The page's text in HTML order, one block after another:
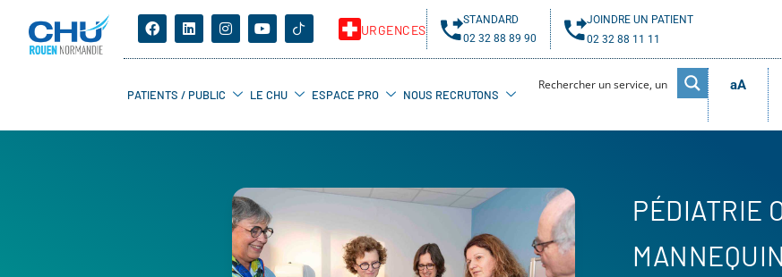
URGENCES
STANDARD
02 32 88 89 90
JOINDRE UN PATIENT
02 32 88 11 11
PATIENTS / PUBLIC LE CHU ESPACE PRO NOUS RECRUTONS
aA
PÉDIATRIE